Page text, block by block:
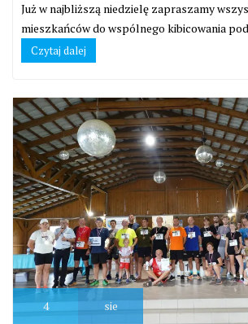
Już w najbliższą niedzielę zapraszamy
mieszkańców do wspólnego kibicowania
Czytaj dalej
4 sie